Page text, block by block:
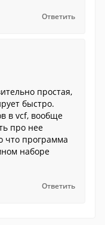
Ответить
простая,
быстро.
в vcf, вообще
про нее
что программа
наборе
Ответить